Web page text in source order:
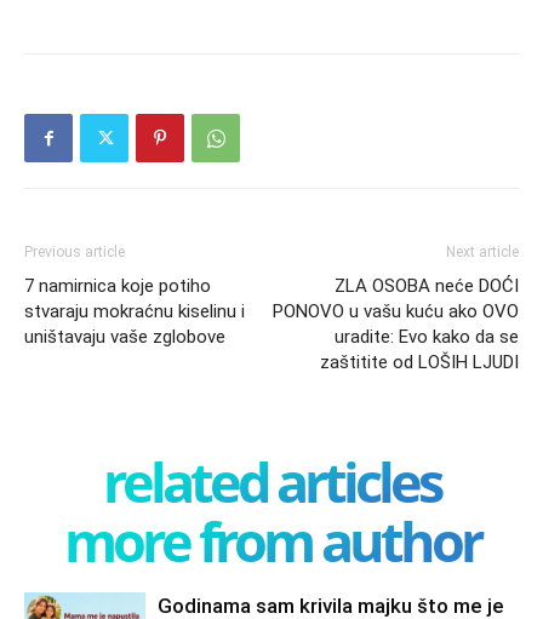
Previous article
7 namirnica koje potiho
stvaraju mokraćnu kiselinu i
uništavaju vaše zglobove
Next article
ZLA OSOBA neće DOĆI
PONOVO u vašu kuću ako OVO
uradite: Evo kako da se
zaštitite od LOŠIH LJUDI
related articles
more from author
Godinama sam krivila majku što me je